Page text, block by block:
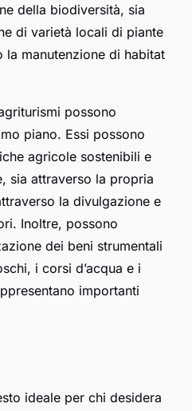
della biodiversità, sia
di varietà locali di piante
la manutenzione di habitat
possono
piano. Essi possono
agricole sostenibili e
sia attraverso la propria
la divulgazione e
Inoltre, possono
dei beni strumentali
i corsi d’acqua e i
importanti
ideale per chi desidera